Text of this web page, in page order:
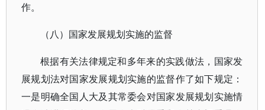
作。
（八）国家发展规划实施的监督
根据有关法律规定和多年来的实践做法，国家发
展规划法对国家发展规划实施的监督作了如下规定：
一是明确全国人大及其常委会对国家发展规划实施情